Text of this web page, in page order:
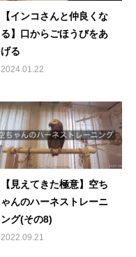
【インコさんと仲良くな
る】口からごほうびをあ
げる
2024.01.22
【見えてきた極意】空ち
ゃんのハーネストレーニ
ング(その8)
2022.09.21